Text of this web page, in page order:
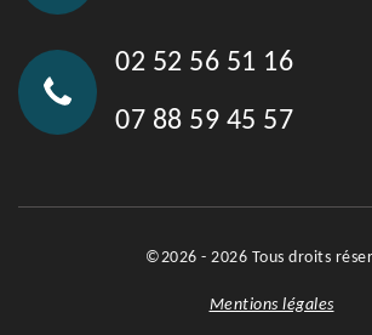
02 52 56 51 16
07 88 59 45 57
©2026 - 2026 Tous droits
Mentions légales